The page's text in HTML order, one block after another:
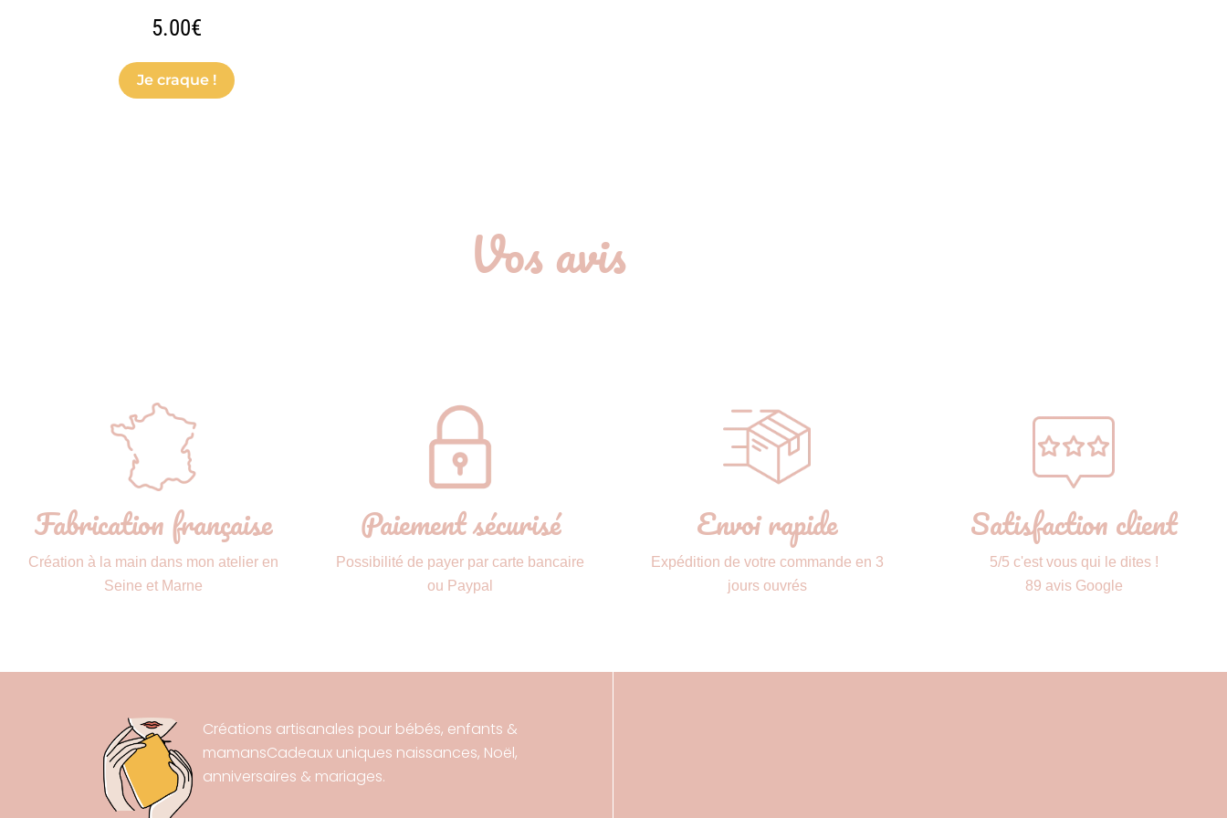
5.00€
Je craque !
Vos avis
Fabrication française
Création à la main dans mon atelier en
Seine et Marne
Paiement sécurisé
Possibilité de payer par carte bancaire
ou Paypal
Envoi rapide
Expédition de votre commande en 3
jours ouvrés
Satisfaction client
5/5 c'est vous qui le dites !
89 avis Google
Créations artisanales pour bébés, enfants &
mamansCadeaux uniques naissances, Noël,
anniversaires & mariages.